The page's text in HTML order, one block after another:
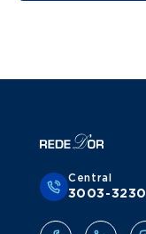
Central
3003-3230